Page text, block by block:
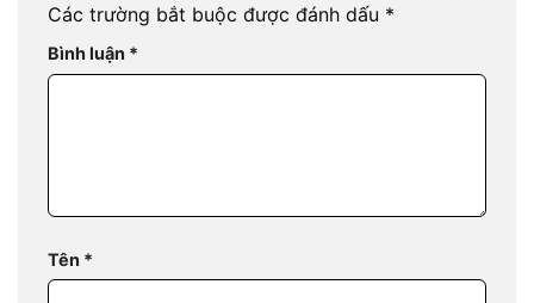
Các trường bắt buộc được đánh dấu *
Bình luận *
Tên *